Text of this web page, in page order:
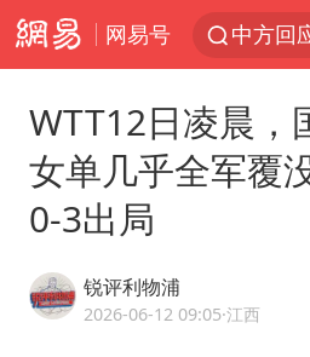
网易号
U17国
WTT12日凌晨，
女单几乎全军覆
0-3出局
锐评利物浦
2026-06-12 09:05·江西